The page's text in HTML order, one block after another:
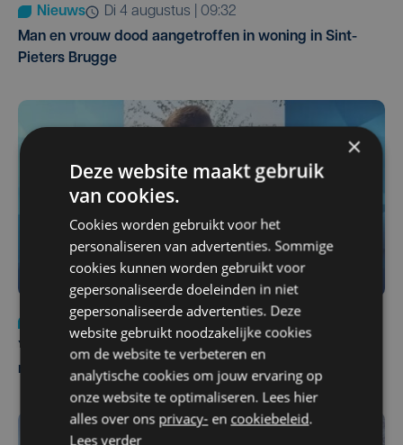
Nieuws
di 4 augustus | 09:32
Man en vrouw dood aangetroffen in woning in Sint-
Pieters Brugge
Nieuws
Yaro (19), slachtoffer van vechtpartij, is na
maandenlange coma overleden
×
Deze website maakt gebruik
van cookies.
Cookies worden gebruikt voor het
personaliseren van advertenties. Sommige
cookies kunnen worden gebruikt voor
gepersonaliseerde doeleinden in niet
gepersonaliseerde advertenties. Deze
website gebruikt noodzakelijke cookies
om de website te verbeteren en
analytische cookies om jouw ervaring op
onze website te optimaliseren. Lees hier
alles over ons privacy- en cookiebeleid.
Lees verder